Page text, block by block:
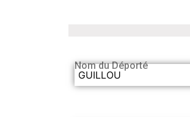
Nom du Déporté
GUILLOU